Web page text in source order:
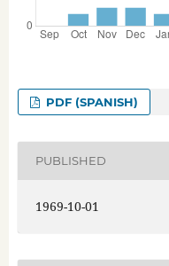
PDF (SPANISH)
PUBLISHED
1969-10-01